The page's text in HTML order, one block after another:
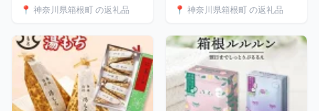
級 贅沢 自宅ケア バラ 薔薇
オススメ 国産 ご当地 送料
無料 神奈川 箱根
📍 神奈川県箱根町 の返礼品
ふるさと納税 神奈川県 箱
📍 神奈川県箱根町 の返礼品